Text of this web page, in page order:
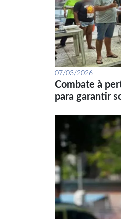
07/03/2026
Combate à
para garantir